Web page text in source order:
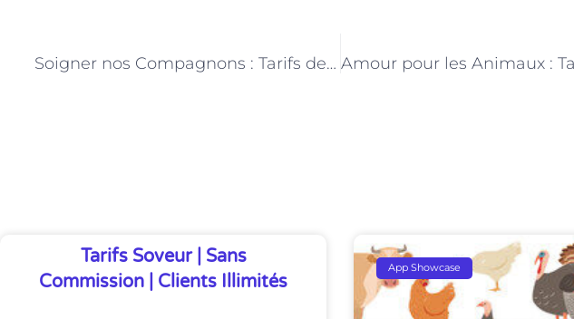
Soigner nos Compagnons : Tarifs des Vétérinaires
Tarifs Soveur | Sans
Commission | Clients Illimités
App Showcase